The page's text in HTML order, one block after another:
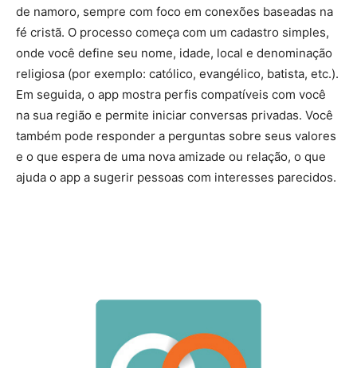
de namoro, sempre com foco em conexões baseadas na
fé cristã. O processo começa com um cadastro simples,
onde você define seu nome, idade, local e denominação
religiosa (por exemplo: católico, evangélico, batista, etc.).
Em seguida, o app mostra perfis compatíveis com você
na sua região e permite iniciar conversas privadas. Você
também pode responder a perguntas sobre seus valores
e o que espera de uma nova amizade ou relação, o que
ajuda o app a sugerir pessoas com interesses parecidos.